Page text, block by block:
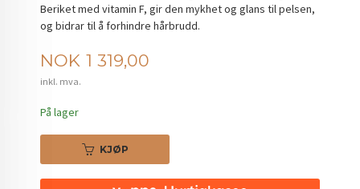
Beriket med vitamin F, gir den mykhet og glans til pelsen,
og bidrar til å forhindre hårbrudd.
Pris
NOK 1 319,00
inkl. mva.
På lager
KJØP